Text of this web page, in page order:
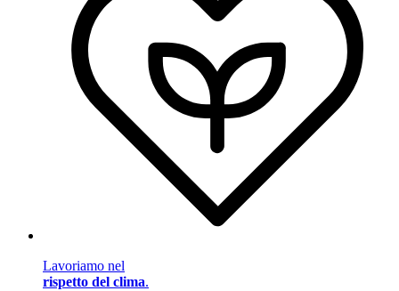
Lavoriamo nel
rispetto del clima.